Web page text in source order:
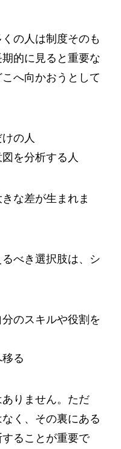
の人は制度そのも
的に見ると重要な
へ向かおうとして
の人
を分析する人
な差が生まれま
べき選択肢は、シ
のスキルや役割を
る
りません。ただ
く、その裏にある
ることが重要で